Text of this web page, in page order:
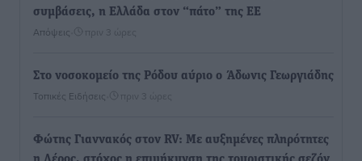
συμβάσεις, η Ελλάδα στον “πάτο” της ΕΕ
Απόψεις πριν 3 ώρες
Στο νοσοκομείο της Ρόδου αύριο ο Άδωνις Γεωργιάδης
Τοπικές Ειδήσεις πριν 3 ώρες
Φώτης Γιαννακός στον RV: Με αυξημένες πληρότητες